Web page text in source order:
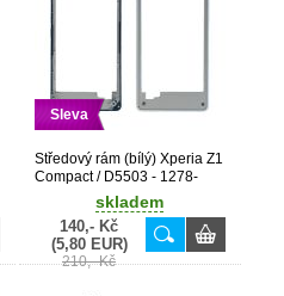
Sleva
Středový rám (bílý) Xperia Z1
Compact / D5503 - 1278-
skladem
140,- Kč
(5,80 EUR)
210,- Kč